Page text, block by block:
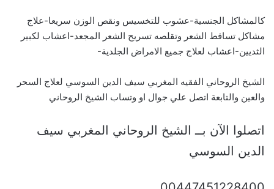
كالمشاكل الجنسية-عشوب للتخسيس ونقص الوزن سريعا-علاج
مشاكل تساقط الشعر وتقلصه تسريح الشعر المجعد-اعشاب لكبير
الثديين-اعشاب لعلاج جميع الامراض الجلدية-
الشيخ الروحاني الفقيه المغربي سيف الدين السوسي لعلاج السحر
والعين والتابعة اتصل علي جوال او وتساب الشيخ الروحاني
اتصلوا الآن بــ الشيخ الروحاني المغربي سيف
الدين السوسي